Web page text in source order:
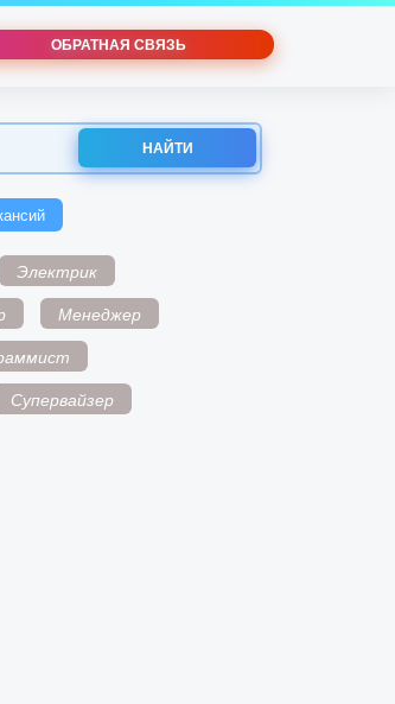
ОБРАТНАЯ СВЯЗЬ
НАЙТИ
Электрик
Менеджер
Супервайзер